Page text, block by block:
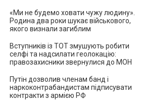
«Ми не будемо ховати чужу людину».
Родина два роки шукає військового,
якого визнали загиблим
Вступників із ТОТ змушують робити
селфі та надсилати геолокацію:
правозахисники звернулися до МОН
Путін дозволив членам банд і
наркоконтрабандистам підписувати
контракти з армією РФ